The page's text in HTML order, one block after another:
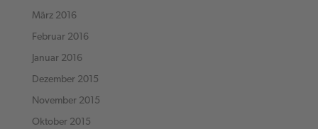
März 2016
Februar 2016
Januar 2016
Dezember 2015
November 2015
Oktober 2015